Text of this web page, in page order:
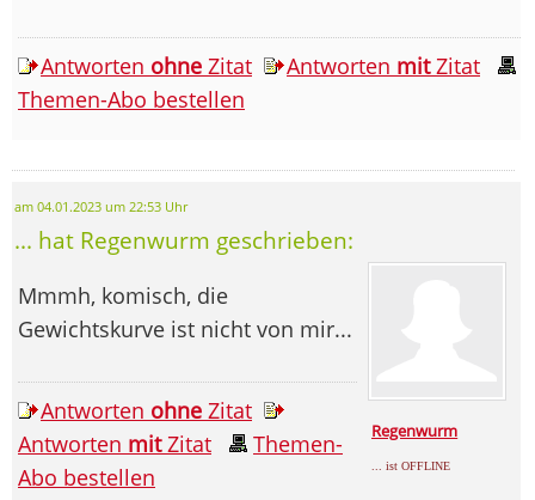
Antworten ohne Zitat Antworten mitZitat
Themen-Abo bestellen
am 04.01.2023 um 22:53 Uhr
... hat Regenwurm geschrieben:
Regenwurm
... ist OFFLINE
Mmmh, komisch, die
Gewichtskurve ist nicht von mir...
Antworten ohne Zitat
Antworten mitZitat
Themen-
Abo bestellen